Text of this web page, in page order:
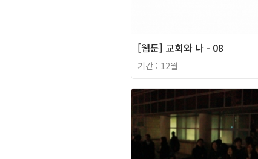
[웹툰] 교회와 나 - 08
기간 : 12월